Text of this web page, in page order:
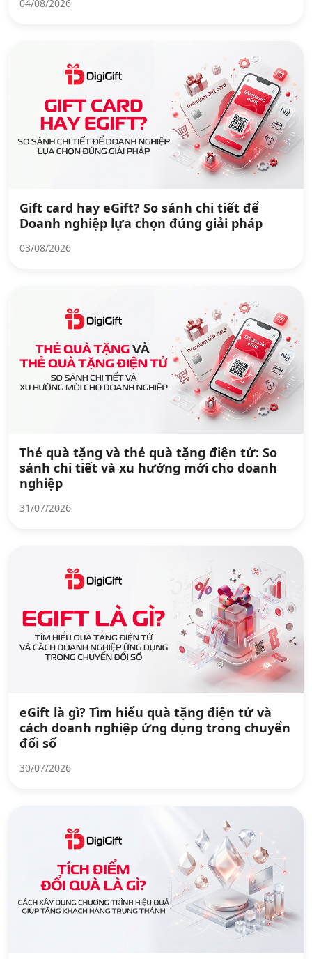
04/08/2026
Gift card hay eGift? So sánh chi tiết để
Doanh nghiệp lựa chọn đúng giải pháp
03/08/2026
Thẻ quà tặng và thẻ quà tặng điện tử: So
sánh chi tiết và xu hướng mới cho doanh
nghiệp
31/07/2026
eGift là gì? Tìm hiểu quà tặng điện tử và
cách doanh nghiệp ứng dụng trong chuyển
đổi số
30/07/2026